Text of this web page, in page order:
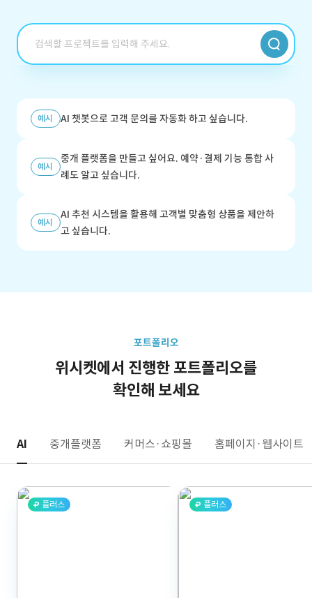
예시 AI 챗봇으로 고객 문의를 자동화 하고 싶습니다.
예시
중개 플랫폼을 만들고 싶어요. 예약·결제 기능 통합 사
례도 알고 싶습니다.
예시
AI 추천 시스템을 활용해 고객별 맞춤형 상품을 제안하
고 싶습니다.
포트폴리오
위시켓에서 진행한 포트폴리오를
확인해 보세요
AI 중개플랫폼 커머스·쇼핑몰 홈페이지·웹사이트
플러스 플러스